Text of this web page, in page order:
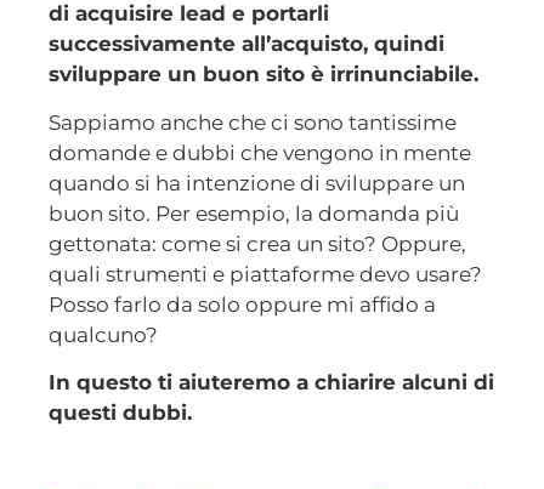
di acquisire lead e portarli
successivamente all’acquisto, quindi
sviluppare un buon sito è irrinunciabile.
Sappiamo anche che ci sono tantissime
domande e dubbi che vengono in mente
quando si ha intenzione di sviluppare un
buon sito. Per esempio, la domanda più
gettonata: come si crea un sito? Oppure,
quali strumenti e piattaforme devo usare?
Posso farlo da solo oppure mi affido a
qualcuno?
In questo ti aiuteremo a chiarire alcuni di
questi dubbi.